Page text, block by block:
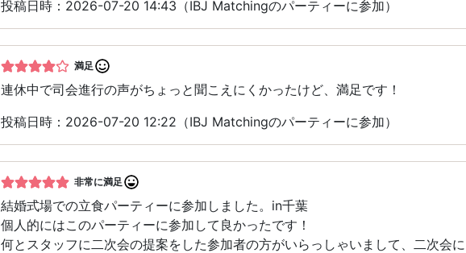
投稿日時：2026-07-20 14:43（IBJ Matchingのパーティーに参加）
満足
連休中で司会進行の声がちょっと聞こえにくかったけど、満足です！
投稿日時：2026-07-20 12:22（IBJ Matchingのパーティーに参加）
非常に満足
結婚式場での立食パーティーに参加しました。in千葉
個人的にはこのパーティーに参加して良かったです！
何とスタッフに二次会の提案をした参加者の方がいらっしゃいまして、二次会